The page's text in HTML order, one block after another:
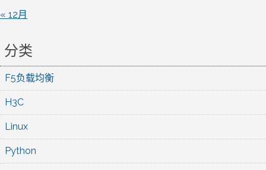
« 12月
分类
F5负载均衡
H3C
Linux
Python